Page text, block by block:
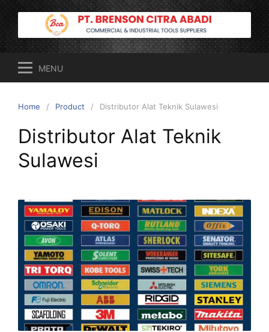
Skip
content
MENU
Home Product Distributor Alat Teknik Sulawesi
Distributor Alat Teknik
Sulawesi